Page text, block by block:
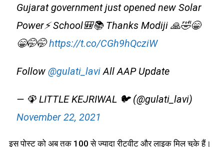
Gujarat government just opened new Solar
Power⚡ School🎒📚 Thanks Modiji 🙏🤣😁
😁🤭🤭https://t.co/CGh9hQcziW
Follow @gulati_laviAll AAP Update
— 🦚 LITTLE KEJRIWAL 🐦 (@gulati_lavi)
November 22, 2021
इस पोस्ट को अब तक 100 से ज्यादा रीट्वीट और लाइक मिल चुके हैं।